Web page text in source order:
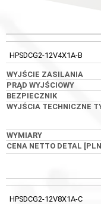
KOD
HPSDCG2-12V4X1A-B
HPSDCG2-12V8X1A-C